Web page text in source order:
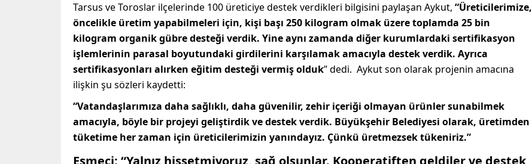
Tarsus ve Toroslar ilçelerinde 100 üreticiye destek verdikleri bilgisini paylaşan Aykut, “Üreticilerimize,
öncelikle üretim yapabilmeleri için, kişi başı 250 kilogram olmak üzere toplamda 25 bin
kilogram organik gübre desteği verdik. Yine aynı zamanda diğer kurumlardaki sertifikasyon
işlemlerinin parasal boyutundaki girdilerini karşılamak amacıyla destek verdik. Ayrıca
sertifikasyonları alırken eğitim desteği vermiş olduk” dedi. Aykut son olarak projenin amacına
ilişkin şu sözleri kaydetti:
“Vatandaşlarımıza daha sağlıklı, daha güvenilir, zehir içeriği olmayan ürünler sunabilmek
amacıyla, böyle bir projeyi geliştirdik ve destek verdik. Büyükşehir Belediyesi olarak, üretimden
tüketime her zaman için üreticilerimizin yanındayız. Çünkü üretmezsek tükeniriz.”